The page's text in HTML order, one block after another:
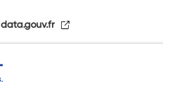
data.gouv.fr